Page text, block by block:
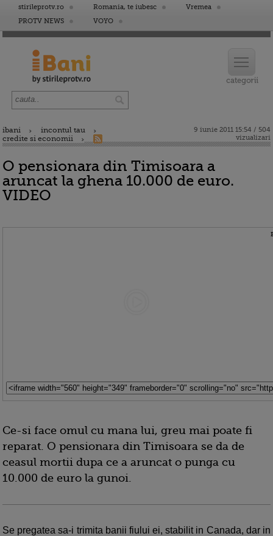
stirileprotv.ro Romania, te iubesc
Vremea
PROTV NEWS
VOYO
ibani
incontul tau
credite si economii
9 iunie 2011 15:54 / 504
vizualizari
O pensionara din Timisoara a
aruncat la ghena 10.000 de euro.
VIDEO
Ce-si face omul cu mana lui, greu mai poate fi
reparat. O pensionara din Timisoara se da de
ceasul mortii dupa ce a aruncat o punga cu
10.000 de euro la gunoi.
Se pregatea sa-i trimita banii fiului ei, stabilit in Canada, dar in